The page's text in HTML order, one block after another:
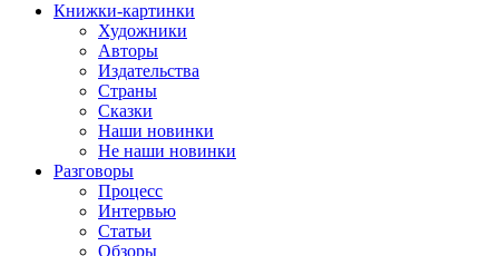
Книжки-картинки
Художники
Авторы
Издательства
Страны
Сказки
Наши новинки
Не наши новинки
Разговоры
Процесс
Интервью
Статьи
Обзоры